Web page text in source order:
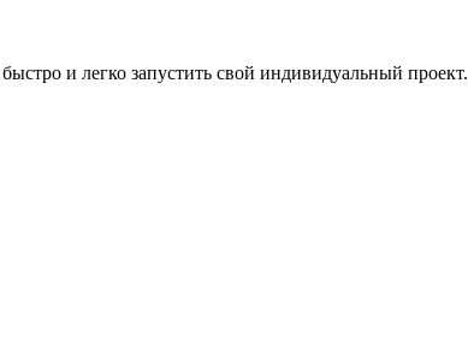
и легко запустить свой индивидуальный проект.